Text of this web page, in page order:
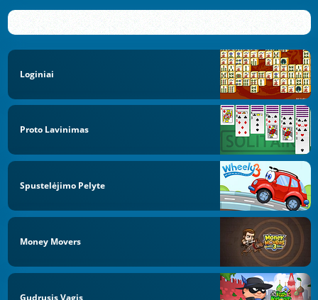
Loginiai
Proto Lavinimas
Spustelėjimo Pelyte
Money Movers
Gudrusis Vagis